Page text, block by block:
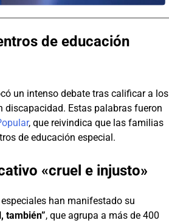
de educación
un intenso debate tras calificar a los
discapacidad. Estas palabras fueron
, que reivindica que las familias
de educación especial.
«cruel e injusto»
han manifestado su
también”, que agrupa a más de 400